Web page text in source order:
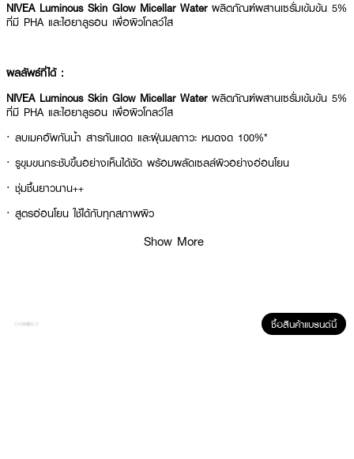
NIVEA Luminous Skin Glow Micellar Water ผลิตภัณฑ์ผสานเซรั่มเข้มข้น 5%
ที่มี PHA และไฮยาลูรอน เพื่อผิวโกลว์ใส
ผลลัพธ์ที่ได้ :
NIVEA Luminous Skin Glow Micellar Water ผลิตภัณฑ์ผสานเซรั่มเข้มข้น 5%
ที่มี PHA และไฮยาลูรอน เพื่อผิวโกลว์ใส
· ลบเมคอัพกันน้ำ สารกันแดด และฝุ่นมลภาวะ หมดจด 100%*
· รูขุมขนกระชับขึ้นอย่างเห็นได้ชัด พร้อมผลัดเซลล์ผิวอย่างอ่อนโยน
· ชุ่มชื้นยาวนาน++
· สูตรอ่อนโยน ใช้ได้กับทุกสภาพผิว
· FDA Registration No. : 11-1-6800027692
เขย่าส่วนผสมให้เข้ากัน ใช้คู่กับสำลี เช็ดเบาๆทั่วใบหน้า โดยไม่ต้องล้างออก
Show More
ซื้อสินค้าแบรนด์นี้